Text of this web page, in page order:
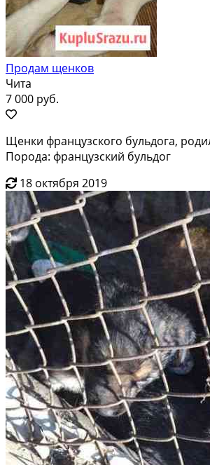
Продам щенков
Чита
7 000 руб.
Щенки французского бульдога,
Порода: французский бульдог
18 октября 2019